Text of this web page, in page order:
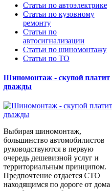
Статьи по автоэлектрике
Статьи по кузовному
ремонту
Статьи по
автосигнализации
Статьи по шиномонтажу
Статьи по ТО
Шиномонтаж - скупой платит
дважды
Выбирая шиномонтаж,
большинство автомобилистов
руководствуются в первую
очередь дешевизной услуг и
территориальным принципом.
Предпочтение отдается СТО
находящимся по дороге от дома